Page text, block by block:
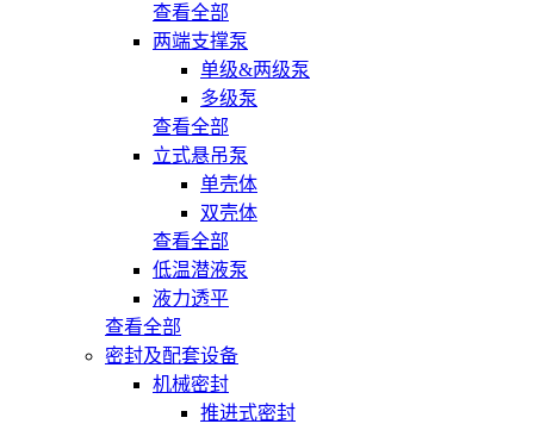
查看全部
两端支撑泵
单级&两级泵
多级泵
查看全部
立式悬吊泵
单壳体
双壳体
查看全部
低温潜液泵
液力透平
查看全部
密封及配套设备
机械密封
推进式密封